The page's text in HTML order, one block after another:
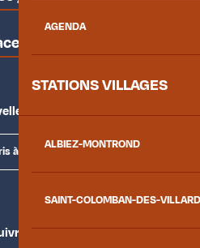
AGENDA
STATIONS VILLAGES
ALBIEZ-MONTROND
SAINT-COLOMBAN-DES-
presse
façon d'explorer la vallée.
à la newsletter